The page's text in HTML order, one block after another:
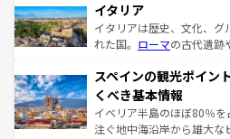
イタリア
イタリアは歴史、文化、
れた国。 ローマの古代遺跡
ろん、トスカーナの美し
景など、自然景観も見逃せ
ピザやパスタなど、絶品
できる。朝目覚めてから夜
スペインの観光ポイン
くべき基本情報
イベリア半島のほぼ80％
注ぐ地中海沿岸から雄大な